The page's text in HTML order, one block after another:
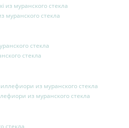
муранского стекла
стекла
из муранского стекла